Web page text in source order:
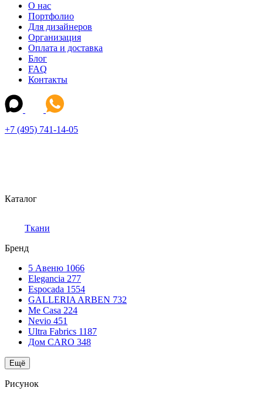
О нас
Портфолио
Для дизайнеров
Организация
Оплата и доставка
Блог
FAQ
Контакты
+7 (495) 741-14-05
Каталог
Ткани
Бренд
5 Авеню 1066
Elegancia 277
Espocada 1554
GALLERIA ARBEN 732
Me Casa 224
Nevio 451
Ultra Fabrics 1187
Дом CARO 348
Ещё
Рисунок